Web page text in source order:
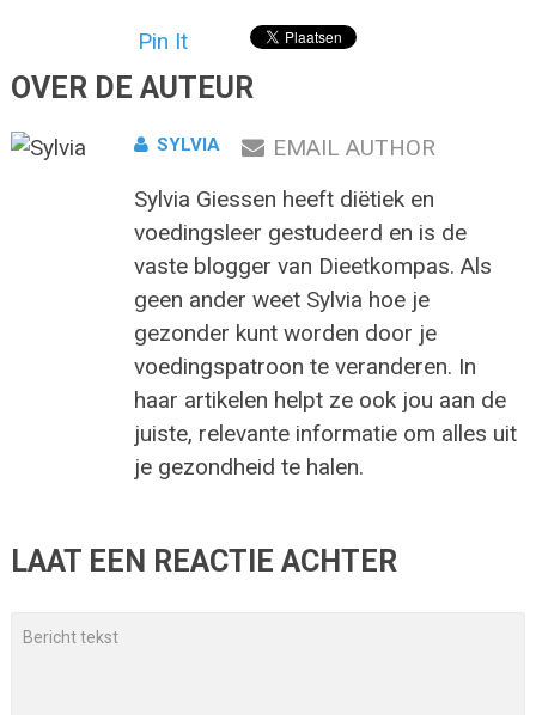
Pin It
OVER DE AUTEUR
SYLVIA
EMAIL AUTHOR
Sylvia Giessen heeft diëtiek en
voedingsleer gestudeerd en is de
vaste blogger van Dieetkompas. Als
geen ander weet Sylvia hoe je
gezonder kunt worden door je
voedingspatroon te veranderen. In
haar artikelen helpt ze ook jou aan de
juiste, relevante informatie om alles uit
je gezondheid te halen.
LAAT EEN REACTIE ACHTER